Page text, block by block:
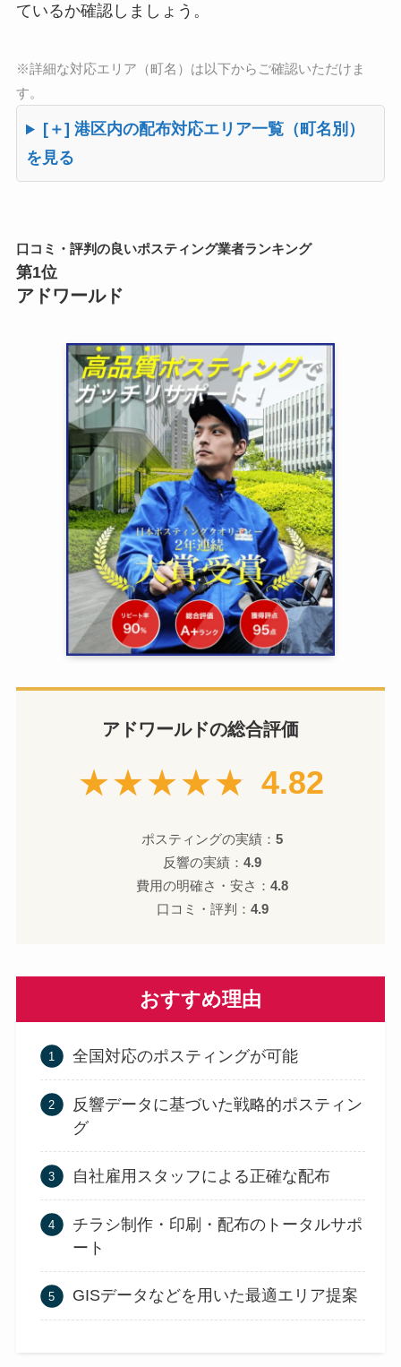
ているか確認しましょう。
※詳細な対応エリア（町名）は以下からご確認いただけま
す。
[＋] 港区内の配布対応エリア一覧（町名別）
を見る
口コミ・評判の良いポスティング業者ランキング
第1位
アドワールド
アドワールドの総合評価
★★★★★ 4.82
ポスティングの実績：5
反響の実績：4.9
費用の明確さ・安さ：4.8
口コミ・評判： 4.9
おすすめ理由
全国対応のポスティングが可能
反響データに基づいた戦略的ポスティン
グ
自社雇用スタッフによる正確な配布
チラシ制作・印刷・配布のトータルサポ
ート
GISデータなどを用いた最適エリア提案